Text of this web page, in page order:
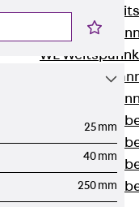
Zurück
WPL
WL
WPR
WLR
25 mm
40 mm
250 mm